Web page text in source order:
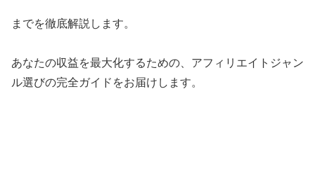
までを徹底解説します。
あなたの収益を最大化するための、アフィリエイトジャン
ル選びの完全ガイドをお届けします。